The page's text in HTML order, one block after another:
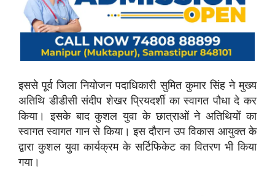
इससे पूर्व जिला नियोजन पदाधिकारी सुमित कुमार सिंह ने मुख्य
अतिथि डीडीसी संदीप शेखर प्रियदर्शी का स्वागत पौधा दे कर
किया। इसके बाद कुशल युवा के छात्राओं ने अतिथियों का
स्वागत स्वागत गान से किया। इस दौरान उप विकास आयुक्त के
द्वारा कुशल युवा कार्यक्रम के सर्टिफिकेट का वितरण भी किया
गया।